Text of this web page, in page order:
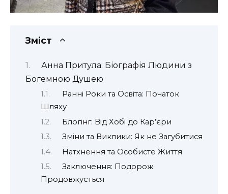
Зміст
Анна Притула: Біографія Людини з
Богемною Душею
Ранні Роки та Освіта: Початок
Шляху
Блогінг: Від Хобі до Кар’єри
Зміни та Виклики: Як не Загубитися
Натхнення та Особисте Життя
Заключення: Подорож
Продовжується